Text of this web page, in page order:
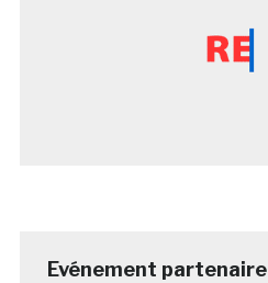
Evénement partenaire